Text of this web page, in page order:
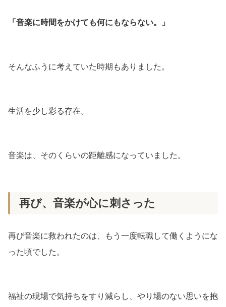
「音楽に時間をかけても何にもならない。」
そんなふうに考えていた時期もありました。
生活を少し彩る存在。
音楽は、そのくらいの距離感になっていました。
再び、音楽が心に刺さった
再び音楽に救われたのは、もう一度転職して働くようにな
った頃でした。
福祉の現場で気持ちをすり減らし、やり場のない思いを抱